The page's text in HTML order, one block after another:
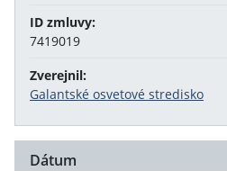
ID zmluvy:
7419019
Zverejnil:
Galantské osvetové stredisko
Dátum